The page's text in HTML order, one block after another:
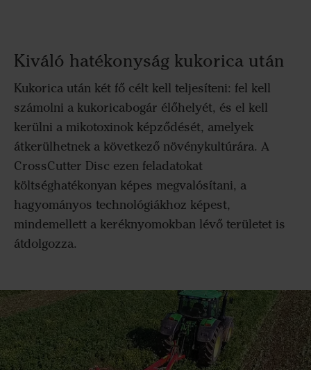
Kiváló hatékonyság kukorica után
Kukorica után két fő célt kell teljesíteni: fel kell
számolni a kukoricabogár élőhelyét, és el kell
kerülni a mikotoxinok képződését, amelyek
átkerülhetnek a következő növénykultúrára. A
CrossCutter Disc ezen feladatokat
költséghatékonyan képes megvalósítani, a
hagyományos technológiákhoz képest,
mindemellett a keréknyomokban lévő területet is
átdolgozza.